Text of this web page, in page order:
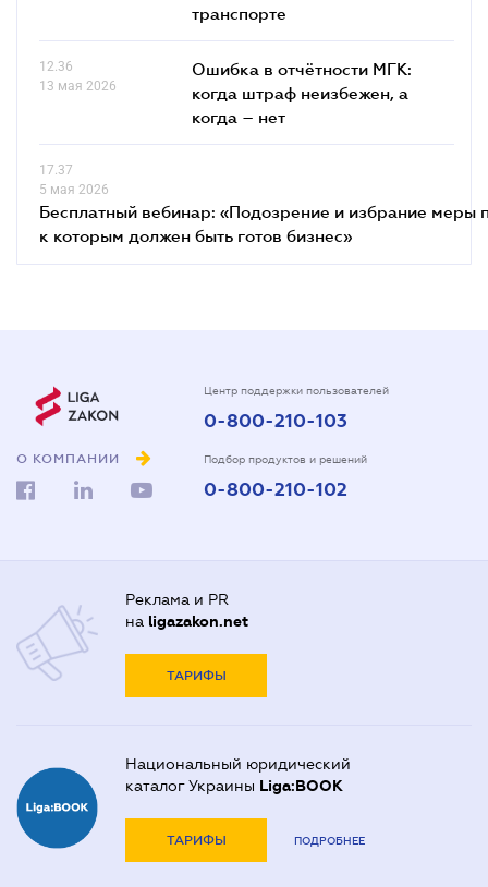
транспорте
12.36
13 мая 2026
Ошибка в отчётности МГК:
когда штраф неизбежен, а
когда – нет
17.37
5 мая 2026
Бесплатный вебинар: «Подозрение и избрание меры
к которым должен быть готов бизнес»
О КОМПАНИИ
Центр поддержки пользователей
0-800-210-103
Подбор продуктов и решений
0-800-210-102
Реклама и PR
на ligazakon.net
ТАРИФЫ
Национальный юридический
каталог Украины Liga:BOOK
ТАРИФЫ ПОДРОБНЕЕ